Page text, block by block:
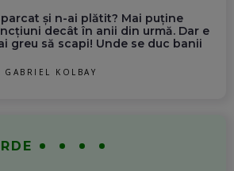
și n-ai plătit? Mai puține
decât în anii din urmă. Dar e
greu să scapi! Unde se duc banii
GABRIEL KOLBAY